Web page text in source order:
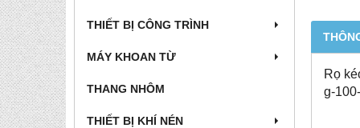
THIẾT BỊ CÔNG TRÌNH
MÁY KHOAN TỪ
THANG NHÔM
THIẾT BỊ KHÍ NÉN
Rọ
g-